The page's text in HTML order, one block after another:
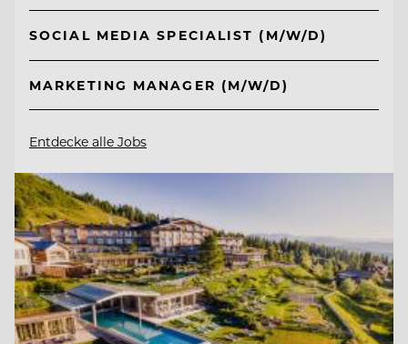
SOCIAL MEDIA SPECIALIST (M/W/D)
MARKETING MANAGER (M/W/D)
Entdecke alle Jobs